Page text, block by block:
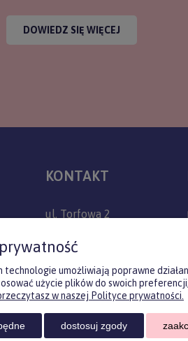
DOWIEDZ SIĘ WIĘCEJ
KONTAKT
ul. Torfowa 2
+48 509 779 757
sklep@forkids.pl
Infolinia dostępna:
technologie umożliwiają poprawne
użycie plików do swoich
w naszej Polityce prywatności.
dostosuj zgody